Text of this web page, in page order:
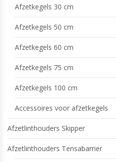
Afzetkegels 30 cm
Afzetkegels 50 cm
Afzetkegels 60 cm
Afzetkegels 75 cm
Afzetkegels 100 cm
Accessoires voor afzetkegels
Afzetlinthouders Skipper
Afzetlinthouders Tensabarrier